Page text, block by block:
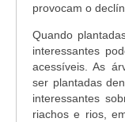
provocam o
Quando
interessantes
acessíveis. As
ser plantadas
interessantes
riachos e rios,